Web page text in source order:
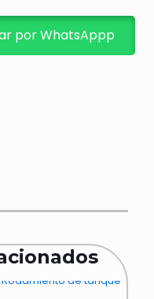
por WhatsAppp